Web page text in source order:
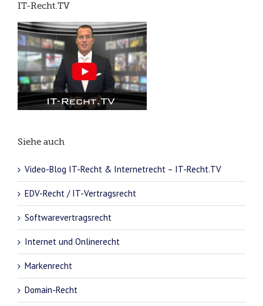
IT-Recht.TV
Siehe auch
Video-Blog IT-Recht & Internetrecht – IT-Recht.TV
EDV-Recht / IT-Vertragsrecht
Softwarevertragsrecht
Internet und Onlinerecht
Markenrecht
Domain-Recht